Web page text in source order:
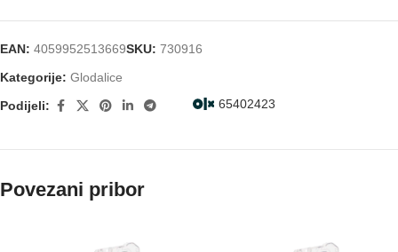
EAN: 4059952513669SKU: 730916
Kategorije: Glodalice
65402423
Podijeli:
Povezani pribor